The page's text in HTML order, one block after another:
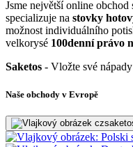
Jsme největší online
specializuje na stovky
možnost individuálního
velkorysé 100denní právo
Saketos - Vložte své
Naše obchody v Evropě